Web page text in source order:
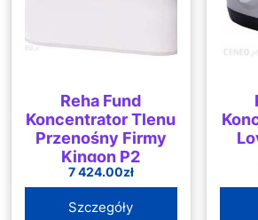
Reha Fund
Koncentrator Tlenu
Przenośny Firmy
Kingon P2
7 424.00zł
Szczegóły